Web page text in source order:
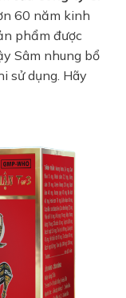
60 năm kinh
phẩm được
Sâm nhung bổ
sử dụng. Hãy